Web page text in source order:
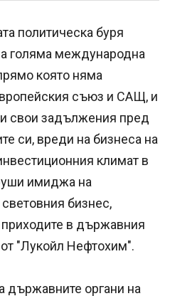
политическа буря
голяма международна
която няма
съюз и САЩ, и
свои задължения пред
си, вреди на бизнеса на
климат в
имиджа на
бизнес,
в държавния
"Лукойл Нефтохим".
органи на